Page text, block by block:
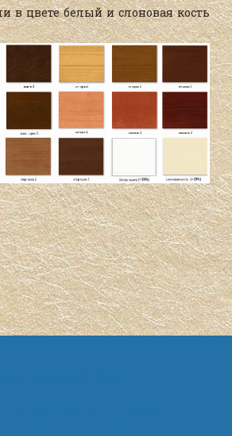
в цвете белый и слоновая кость